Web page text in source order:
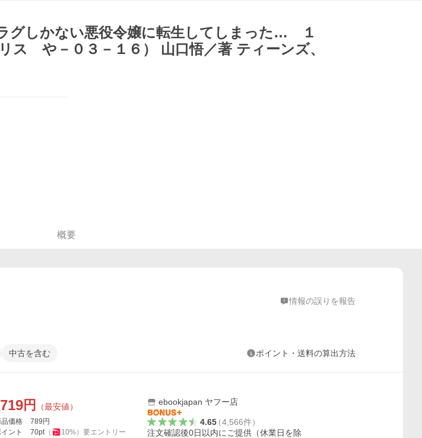
グしかない悪役令嬢に転生してしまった… １
ス や－０３－１６） 山口悟／著 ティーンズ、
概要
情報の誤りを報告
中古を含む ポイント・送料の算出方法
719円 （最安値）
価格 789 円
ント
70pt（ 10%） 要エントリー
ebookjapan ヤフー店
4.65（4,566件）
注文確認後0日以内にご提供（休業日を除